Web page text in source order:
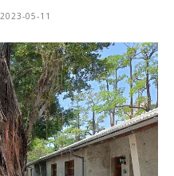
2023-05-11